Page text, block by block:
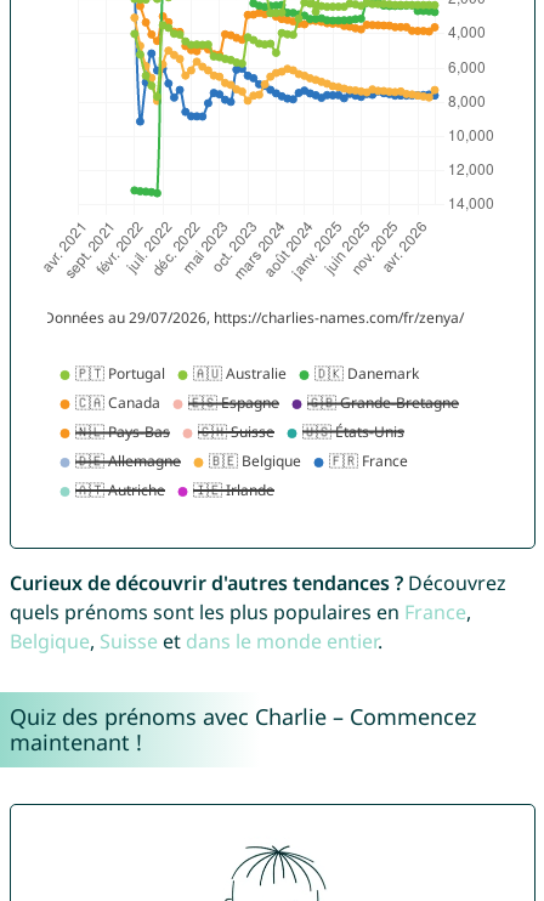
Curieux de découvrir d'autres tendances ?Découvrez
quels prénoms sont les plus populaires en France,
Belgique, Suisse et dans le monde entier.
Quiz des prénoms avec Charlie – Commencez
maintenant !